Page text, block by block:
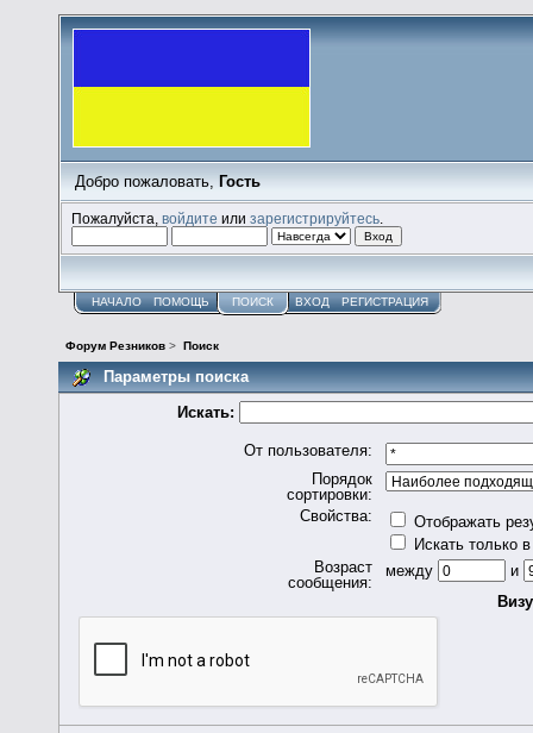
Добро пожаловать, Гость
Пожалуйста,войдите илизарегистрируйтесь
НАЧАЛО ПОМОЩЬ ПОИСК ВХОД РЕГИСТРАЦИЯ
Форум Резников > Поиск
Параметры поиска
Искать:
От пользователя:
Порядок
сортировки:
Свойства:
Отображать
Искать только
Возраст
сообщения:
между
и